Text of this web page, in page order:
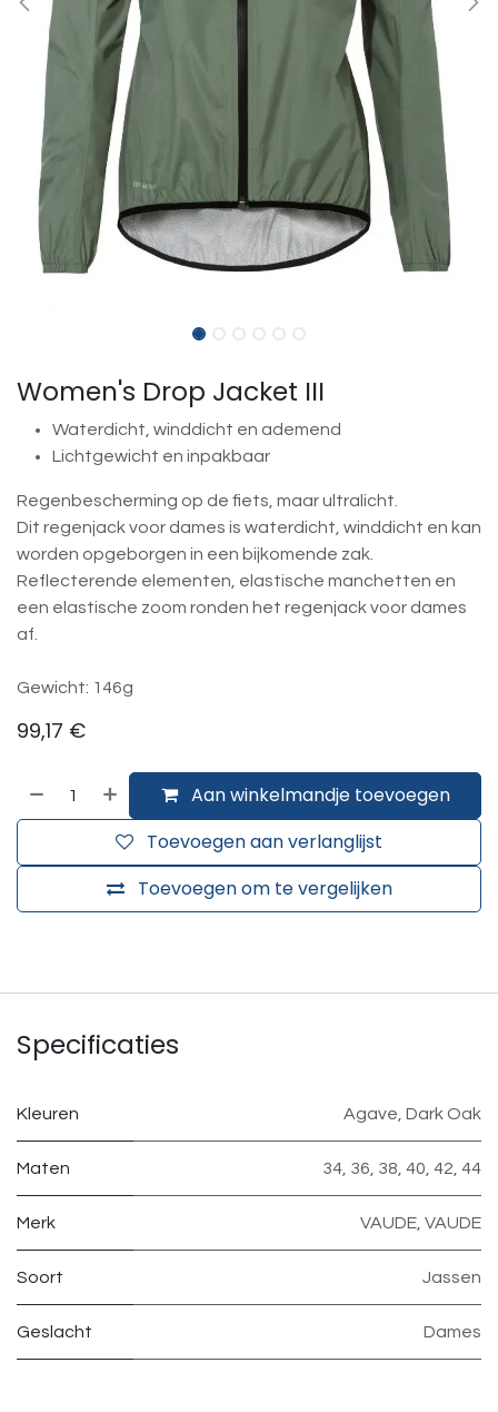
Women's Drop Jacket III
Waterdicht, winddicht en ademend
Lichtgewicht en inpakbaar
Regenbescherming op de fiets, maar ultralicht.
Dit regenjack voor dames is waterdicht, winddicht en kan
worden opgeborgen in een bijkomende zak.
Reflecterende elementen, elastische manchetten en
een elastische zoom ronden het regenjack voor dames
af.
Gewicht: 146g
99,17 €
Aan winkelmandje toevoegen
Toevoegen om te vergelijken
Toevoegen aan verlanglijst
Specificaties
Kleuren Agave Dark Oak
Maten 34 36 38 40 42 44
Merk VAUDE VAUDE
Soort Jassen
Geslacht Dames